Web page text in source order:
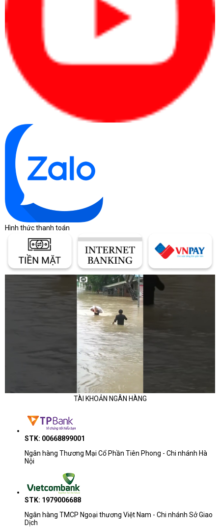
Công ty Cổ phần Vật tư và Thiết bị văn phòng CDC
Trụ sở chính: C18, Lô 9, KĐTM. Định Công, P. Định Công, Q. Hoàng
CN.HCM: 51/1 Giải Phóng, Phường 4, Quận Tân Bình, TP Hồ Chí
Facebook:https://www.facebook.com/maytinhcdc.vn/
Hình thức thanh toán
TÀI KHOẢN NGÂN HÀNG
STK: 00668899001
Ngân hàng Thương Mại Cổ Phần Tiên Phong - Chi nhánh Hà
Nội
STK: 1979006688
Ngân hàng TMCP Ngoại thương Việt Nam - Chi nhánh Sở Giao
Dịch